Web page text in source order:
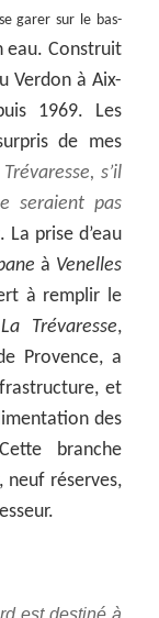
garer sur le bas-
eau. Construit
Verdon à Aix-
1969. Les
de mes
s’il
seraient pas
prise d’eau
à Venelles
à remplir le
Trévaresse,
Provence, a
et
des
branche
neuf réserves,
est destiné à